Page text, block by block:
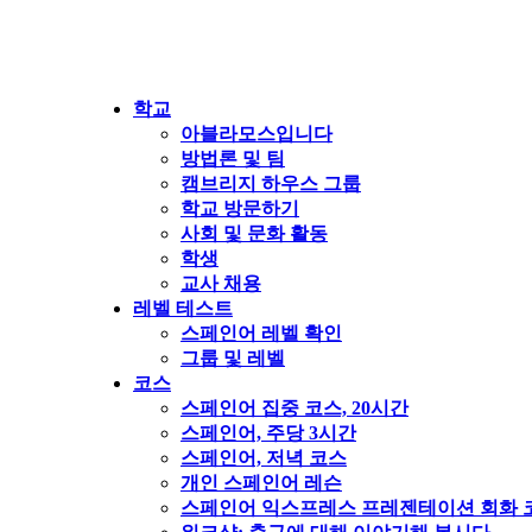
학교
아블라모스입니다
방법론 및 팀
캠브리지 하우스 그룹
학교 방문하기
사회 및 문화 활동
학생
교사 채용
레벨 테스트
스페인어 레벨 확인
그룹 및 레벨
코스
스페인어 집중 코스, 20시간
스페인어, 주당 3시간
스페인어, 저녁 코스
개인 스페인어 레슨
스페인어 익스프레스 프레젠테이션 회화